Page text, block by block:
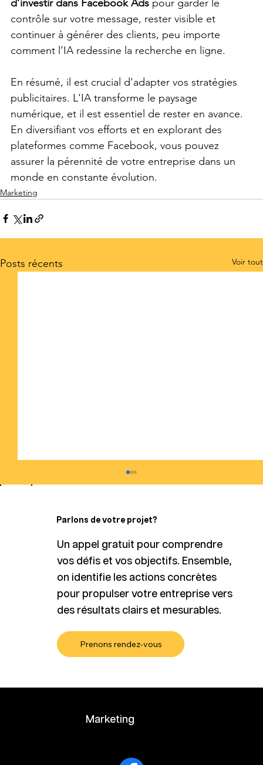
d’investir dans Facebook Ads pour garder le
contrôle sur votre message, rester visible et
continuer à générer des clients, peu importe
comment l’IA redessine la recherche en ligne.
En résumé, il est crucial d'adapter vos stratégies
publicitaires. L'IA transforme le paysage
numérique, et il est essentiel de rester en avance.
En diversifiant vos efforts et en explorant des
plateformes comme Facebook, vous pouvez
assurer la pérennité de votre entreprise dans un
monde en constante évolution.
Marketing
Posts récents Voir tout
Créez un plan d'action marketing qui
Parlons de votre projet?
Un appel gratuit pour comprendre
vos défis et vos objectifs. Ensemble,
on identifie les actions concrètes
pour propulser votre entreprise vers
des résultats clairs et mesurables.
Prenons rendez-vous
Marketing